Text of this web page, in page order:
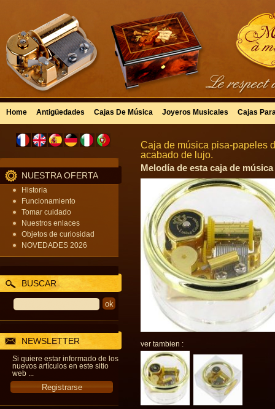
Home Antigüedades Cajas De Música Joyeros Musicales Cajas
NUESTRA OFERTA
Historia
Funcionamiento
Tomar cuidado
Nuestros enlaces
Objetos de curiosidad
NOVEDADES 2026
BUSCAR
NEWSLETTER
Si quiere estar informado de los
nuevos artículos en este sitio
web ...
Caja de música pisa-papeles
acabado de lujo.
Melodía de esta caja de
ver tambien :